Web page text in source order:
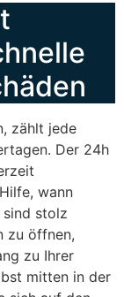
zählt jede
Der 24h
wann
sind stolz
zu öffnen,
zu Ihrer
mitten in der